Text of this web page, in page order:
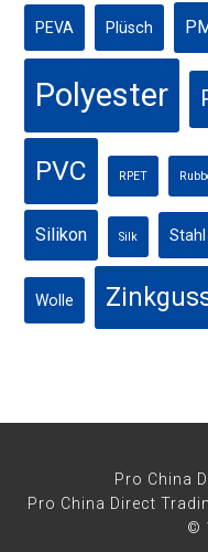
PEVA Plüsch
Polyester
PVC RPET
Silikon Silk Stahl
Wolle
Pro China
Pro China Direct
©